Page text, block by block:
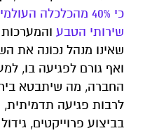
כי 40% מהכלכלה
שירותי הטבע
שאינו מנהל נכונה את
ואף גורם לפגיעה בו,
החברה, מה שיתבטא
לרבות פגיעה תדמיתית,
בביצוע פרוייקטים,